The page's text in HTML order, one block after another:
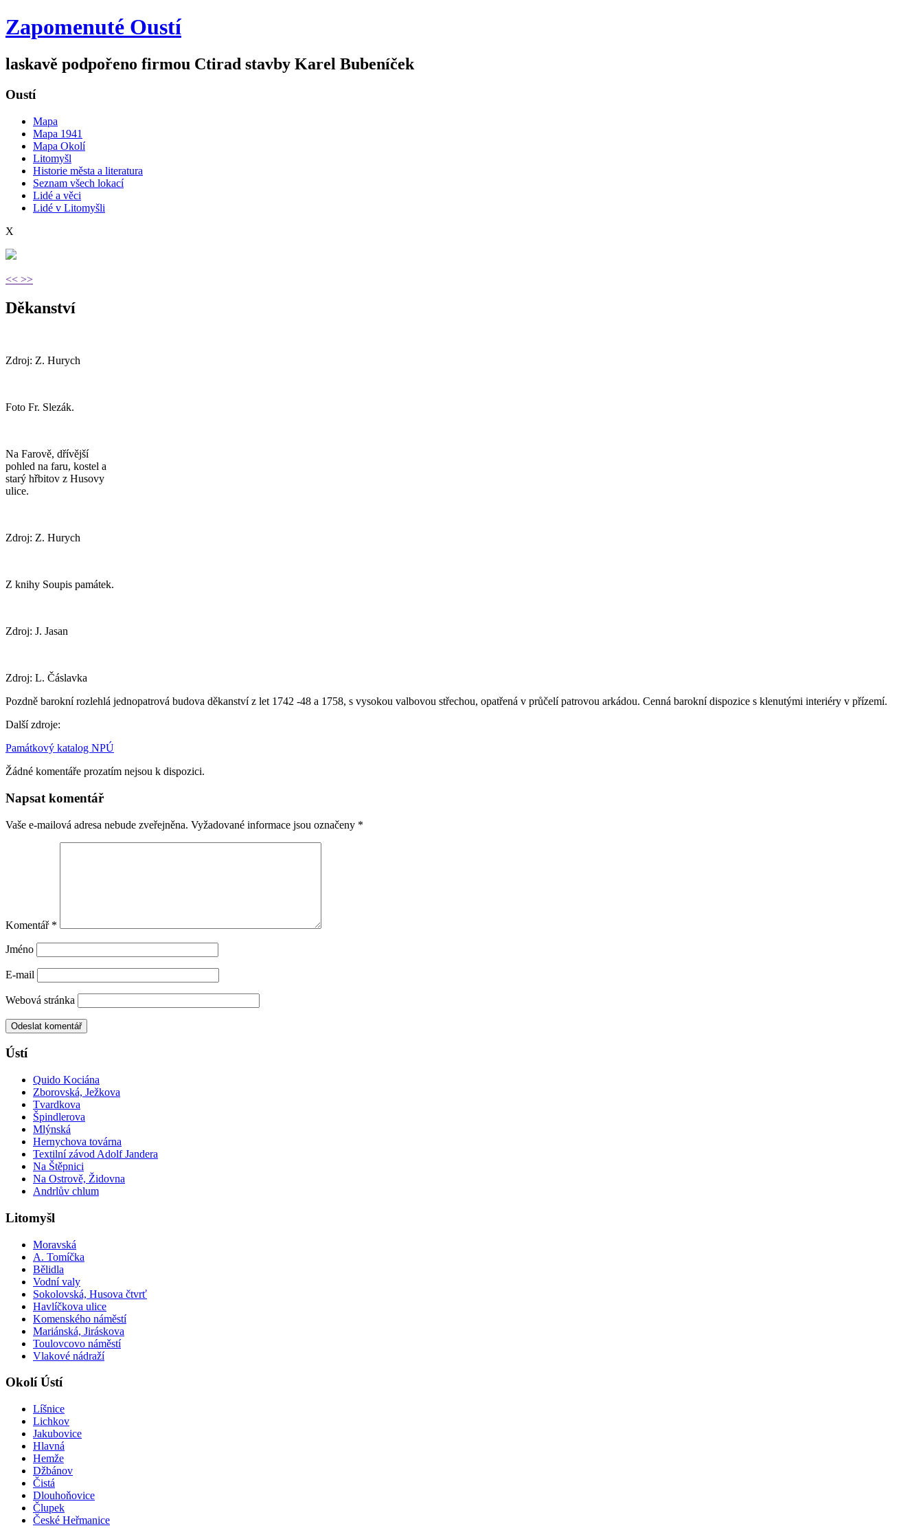
Zapomenuté Oustí
laskavě podpořeno firmou Ctirad stavby Karel Bubeníček
Oustí
Mapa
Mapa 1941
Mapa Okolí
Litomyšl
Historie města a literatura
Seznam všech lokací
Lidé a věci
Lidé v Litomyšli
X
<< >>
Děkanství
−
Zdroj: Z. Hurych
Foto Fr. Slezák.
Na Farově, dřívější
pohled na faru, kostel a
starý hřbitov z Husovy
ulice.
Zdroj: Z. Hurych
Z knihy Soupis památek.
Zdroj: J. Jasan
Zdroj: L. Čáslavka
Pozdně barokní rozlehlá jednopatrová budova děkanství z let 1742 -48 a 1758, s vysokou valbovou střechou, opatřená v průčelí patrovou arkádou. Cenná barokní dispozice s klenutými interiéry v přízemí.
Další zdroje:
Památkový katalog NPÚ
Žádné komentáře prozatím nejsou k dispozici.
Napsat komentář
Vaše e-mailová adresa nebude zveřejněna. Vyžadované informace jsou označeny *
Komentář *
Jméno
E-mail
Webová stránka
Ústí
Quido Kociána
Zborovská, Ježkova
Tvardkova
Špindlerova
Mlýnská
Hernychova továrna
Textilní závod Adolf Jandera
Na Štěpnici
Na Ostrově, Židovna
Andrlův chlum
Litomyšl
Moravská
A. Tomíčka
Bělidla
Vodní valy
Sokolovská, Husova čtvrť
Havlíčkova ulice
Komenského náměstí
Mariánská, Jiráskova
Toulovcovo náměstí
Vlakové nádraží
Okolí Ústí
Líšnice
Lichkov
Jakubovice
Hlavná
Hemže
Džbánov
Čistá
Dlouhoňovice
Člupek
České Heřmanice